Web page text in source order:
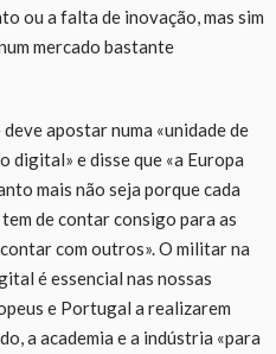
ou a falta de inovação, mas sim
mercado bastante
apostar numa «unidade de
digital» e disse que «a Europa
mais não seja porque cada
de contar consigo para as
com outros». O militar na
é essencial nas nossas
e Portugal a realizarem
a academia e a indústria «para